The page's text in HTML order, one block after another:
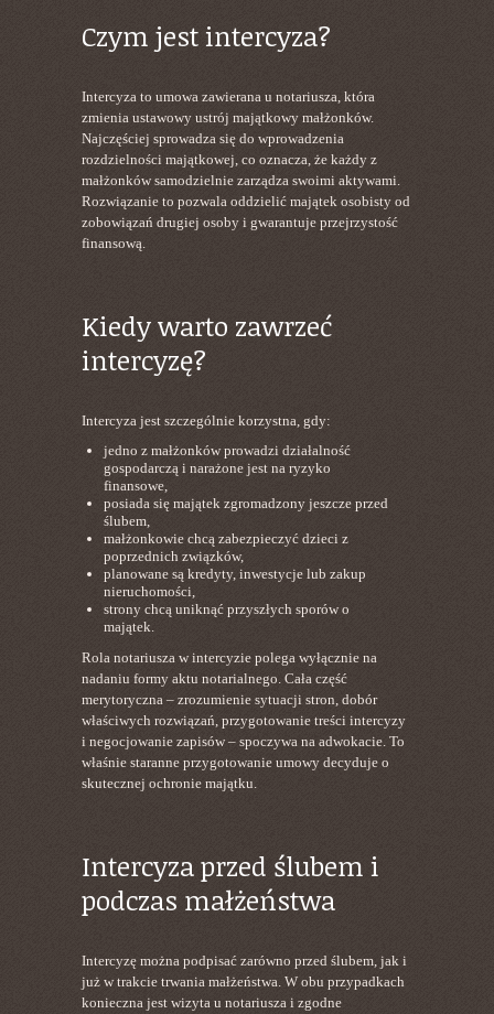
Czym jest intercyza?
Intercyza to umowa zawierana u notariusza, która
zmienia ustawowy ustrój majątkowy małżonków.
Najczęściej sprowadza się do wprowadzenia
rozdzielności majątkowej, co oznacza, że każdy z
małżonków samodzielnie zarządza swoimi aktywami.
Rozwiązanie to pozwala oddzielić majątek osobisty od
zobowiązań drugiej osoby i gwarantuje przejrzystość
finansową.
Kiedy warto zawrzeć
intercyzę?
Intercyza jest szczególnie korzystna, gdy:
jedno z małżonków prowadzi działalność
gospodarczą i narażone jest na ryzyko
finansowe,
posiada się majątek zgromadzony jeszcze przed
ślubem,
małżonkowie chcą zabezpieczyć dzieci z
poprzednich związków,
planowane są kredyty, inwestycje lub zakup
nieruchomości,
strony chcą uniknąć przyszłych sporów o
majątek.
Rola notariusza w intercyzie polega wyłącznie na
nadaniu formy aktu notarialnego. Cała część
merytoryczna – zrozumienie sytuacji stron, dobór
właściwych rozwiązań, przygotowanie treści intercyzy
i negocjowanie zapisów – spoczywa na adwokacie. To
właśnie staranne przygotowanie umowy decyduje o
skutecznej ochronie majątku.
Intercyza przed ślubem i
podczas małżeństwa
Intercyzę można podpisać zarówno przed ślubem, jak i
już w trakcie trwania małżeństwa. W obu przypadkach
konieczna jest wizyta u notariusza i zgodne